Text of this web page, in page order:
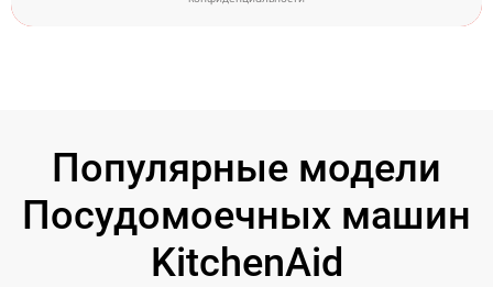
Популярные модели
Посудомоечных машин
KitchenAid